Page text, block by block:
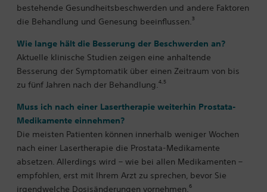
bestehende Gesundheitsbeschwerden und andere Faktoren
die Behandlung und Genesung beeinflussen.3
Wie lange hält die Besserung der Beschwerden an?
Aktuelle klinische Studien zeigen eine anhaltende
Besserung der Symptomatik über einen Zeitraum von bis
zu fünf Jahren nach der Behandlung.4,5
Muss ich nach einer Lasertherapie weiterhin Prostata-
Medikamente einnehmen?
Die meisten Patienten können innerhalb weniger Wochen
nach einer Lasertherapie die Prostata-Medikamente
absetzen. Allerdings wird – wie bei allen Medikamenten –
empfohlen, erst mit Ihrem Arzt zu sprechen, bevor Sie
irgendwelche Dosisänderungen vornehmen.6